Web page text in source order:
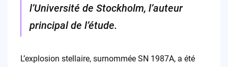
l’Université de Stockholm, l’auteur
principal de l’étude.
L’explosion stellaire, surnommée SN 1987A, a été